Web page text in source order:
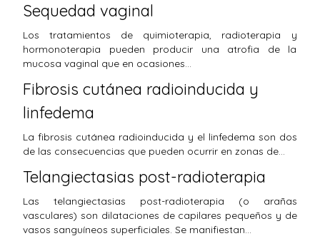
Sequedad vaginal
Los tratamientos de quimioterapia, radioterapia y
hormonoterapia pueden producir una atrofia de la
mucosa vaginal que en ocasiones…
Fibrosis cutánea radioinducida y
linfedema
La fibrosis cutánea radioinducida y el linfedema son dos
de las consecuencias que pueden ocurrir en zonas de…
Telangiectasias post-radioterapia
Las telangiectasias post-radioterapia (o arañas
vasculares) son dilataciones de capilares pequeños y de
vasos sanguíneos superficiales. Se manifiestan…